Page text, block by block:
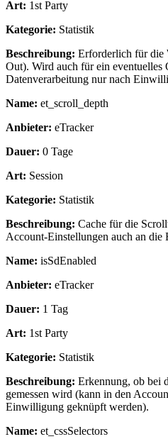
Art: 1st Party
Kategorie: Statistik
Beschreibung: Erforderlich für die
Out). Wird auch für ein eventuelles
Datenverarbeitung nur nach
Name: et_scroll_depth
Anbieter: eTracker
Dauer: 0 Tage
Art: Session
Kategorie: Statistik
Beschreibung: Cache für die
Account-Einstellungen auch an
Name: isSdEnabled
Anbieter: eTracker
Dauer: 1 Tag
Art: 1st Party
Kategorie: Statistik
Beschreibung: Erkennung, ob bei
gemessen wird (kann in den
Einwilligung geknüpft werden).
Name: et_cssSelectors